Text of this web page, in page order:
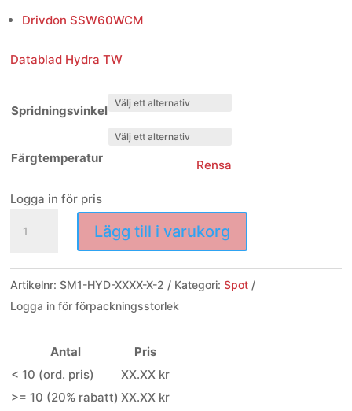
Drivdon SSW60WCM
Datablad Hydra TW
Spridningsvinkel
Färgtemperatur Rensa
Logga in för pris
mängd
Lägg till i varukorg
Artikelnr:SM1-HYD-XXXX-X-2 Kategori:Spot
Logga in för förpackningsstorlek
Antal
Pris
< 10 (ord. pris)
XX.XX kr
>= 10 (20% rabatt) XX.XX kr